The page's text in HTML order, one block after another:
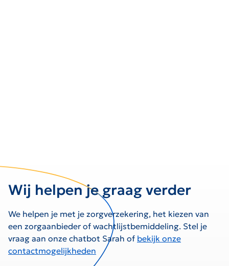
Wij helpen je graag verder
We helpen je met je zorgverzekering, het kiezen van
een zorgaanbieder of wachtlijstbemiddeling. Stel je
vraag aan onze chatbot Sarah of bekijk onze
contactmogelijkheden